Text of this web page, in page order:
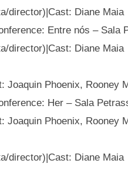
director)|Cast: Diane Maia
Entre nós – Sala
director)|Cast: Diane Maia
Joaquin Phoenix, Rooney
Her – Sala
Joaquin Phoenix, Rooney
director)|Cast: Diane Maia